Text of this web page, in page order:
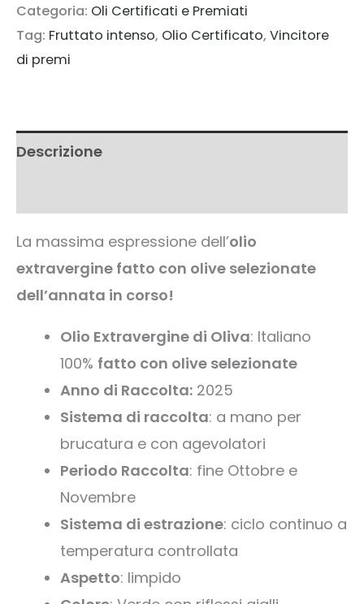
Blend
500ml.
Nuovo
quantità
Categoria: Oli Certificati e Premiati
Tag: Fruttato intenso, Olio Certificato, Vincitore
di premi
Descrizione
La massima espressione dell’olio
extravergine fatto con olive selezionate
dell’annata in corso!
Olio Extravergine di Oliva: Italiano
100% fatto con olive selezionate
Anno di Raccolta: 2025
Sistema di raccolta: a mano per
brucatura e con agevolatori
Periodo Raccolta: fine Ottobre e
Novembre
Sistema di estrazione: ciclo continuo a
temperatura controllata
Aspetto: limpido